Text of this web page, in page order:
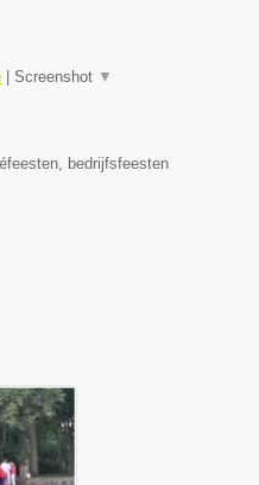
Screenshot ▼
bedrijfsfeesten